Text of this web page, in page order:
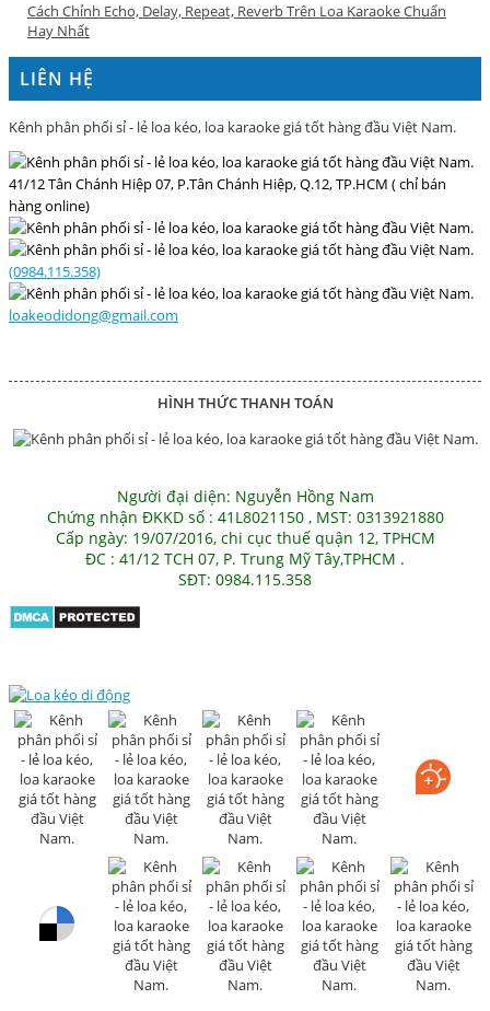
Cách Chỉnh Echo, Delay, Repeat, Reverb Trên Loa Karaoke Chuẩn
Hay Nhất
LIÊN HỆ
Kênh phân phối sỉ - lẻ loa kéo, loa karaoke giá tốt hàng đầu Việt Nam.
41/12 Tân Chánh Hiệp 07, P.Tân Chánh Hiệp, Q.12, TP.HCM ( chỉ bán
hàng online)
(0984.115.358)
loakeodidong@gmail.com
HÌNH THỨC THANH TOÁN
Người đại diện: Nguyễn Hồng Nam
Chứng nhận ĐKKD số : 41L8021150 , MST: 0313921880
Cấp ngày: 19/07/2016, chi cục thuế quận 12, TPHCM
ĐC : 41/12 TCH 07, P. Trung Mỹ Tây,TPHCM .
SĐT: 0984.115.358